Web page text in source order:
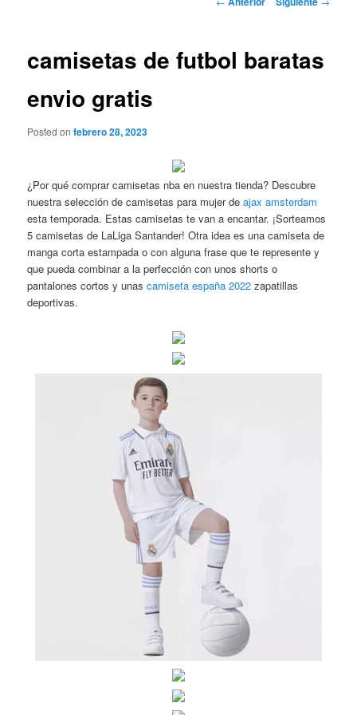
camisetas de futbol baratas
envio gratis
Posted onfebrero 28, 2023
¿Por qué comprar camisetas nba en nuestra tienda? Descubre
nuestra selección de camisetas para mujer deajax amsterdam
esta temporada. Estas camisetas te van a encantar. ¡Sorteamos
5 camisetas de LaLiga Santander! Otra idea es una camiseta de
manga corta estampada o con alguna frase que te represente y
que pueda combinar a la perfección con unos shorts o
pantalones cortos y unascamiseta españa 2022 zapatillas
deportivas.